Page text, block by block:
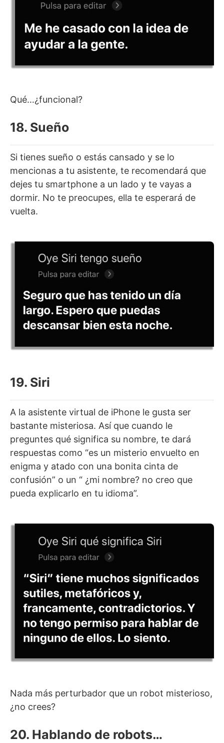
Qué…¿funcional?
18. Sueño
Si tienes sueño o estás cansado y se lo
mencionas a tu asistente, te recomendará que
dejes tu smartphone a un lado y te vayas a
dormir. No te preocupes, ella te esperará de
vuelta.
19. Siri
A la asistente virtual de iPhone le gusta ser
bastante misteriosa. Así que cuando le
preguntes qué significa su nombre, te dará
respuestas como “es un misterio envuelto en
enigma y atado con una bonita cinta de
confusión” o un “ ¿mi nombre? no creo que
pueda explicarlo en tu idioma”.
Nada más perturbador que un robot misterioso,
¿no crees?
20. Hablando de robots…